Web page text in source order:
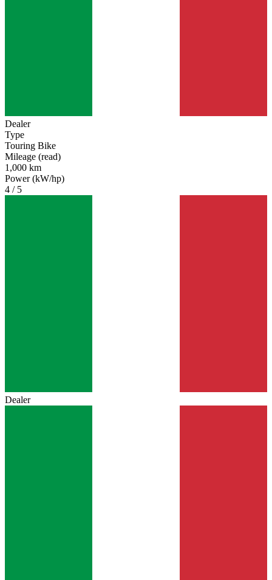
Dealer
Type
Touring Bike
Mileage (read)
1,000 km
Power (kW/hp)
4 / 5
Dealer